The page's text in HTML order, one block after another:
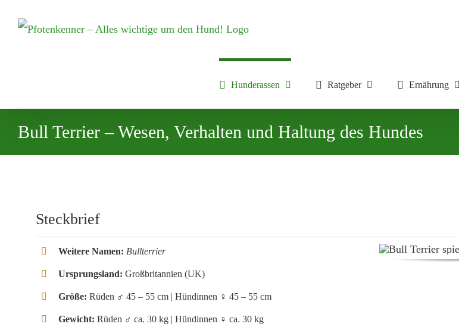
Inhalt
Hunderassen Ratgeber Ernährung
Bull Terrier – Wesen, Verhalten und Haltung des Hundes
Steckbrief
Weitere Namen: Bullterrier
Ursprungsland: Großbritannien (UK)
Größe: Rüden ♂ 45 – 55 cm | Hündinnen ♀ 45 – 55 cm
Gewicht: Rüden ♂ ca. 30 kg | Hündinnen ♀ ca. 30 kg